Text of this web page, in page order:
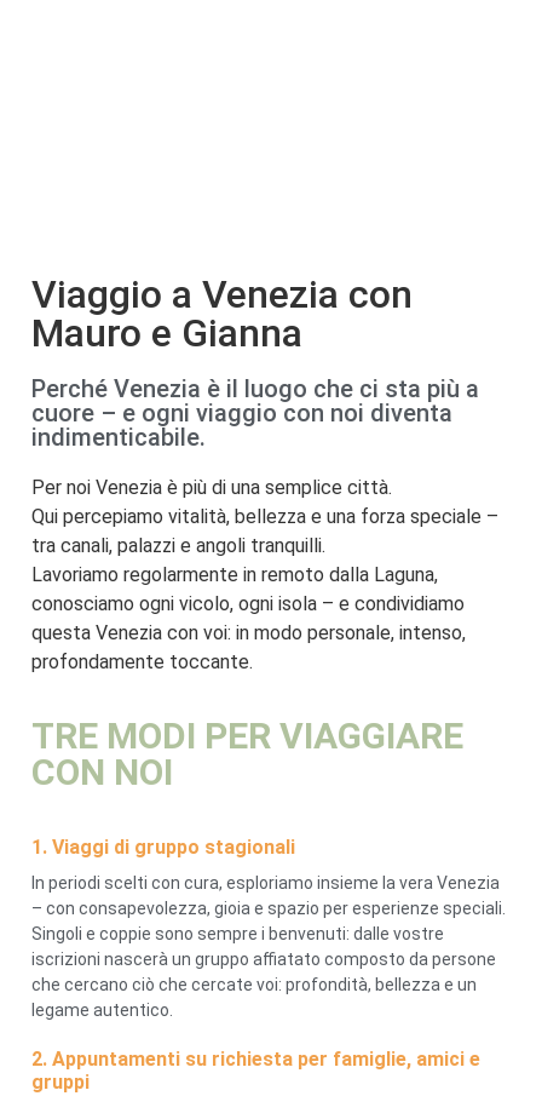
Viaggio a Venezia con
Mauro e Gianna
Perché Venezia è il luogo che ci sta più a
cuore – e ogni viaggio con noi diventa
indimenticabile.
Per noi Venezia è più di una semplice città.
Qui percepiamo vitalità, bellezza e una forza speciale –
tra canali, palazzi e angoli tranquilli.
Lavoriamo regolarmente in remoto dalla Laguna,
conosciamo ogni vicolo, ogni isola – e condividiamo
questa Venezia con voi: in modo personale, intenso,
profondamente toccante.
TRE MODI PER VIAGGIARE
CON NOI
1. Viaggi di gruppo stagionali
In periodi scelti con cura, esploriamo insieme la vera Venezia
– con consapevolezza, gioia e spazio per esperienze speciali.
Singoli e coppie sono sempre i benvenuti: dalle vostre
iscrizioni nascerà un gruppo affiatato composto da persone
che cercano ciò che cercate voi: profondità, bellezza e un
legame autentico.
2. Appuntamenti su richiesta per famiglie, amici e
gruppi